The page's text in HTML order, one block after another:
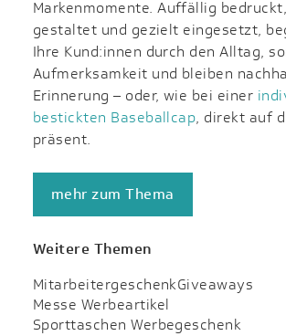
Markenmomente. Auffällig
gestaltet und gezielt eingesetzt,
Ihre Kund:innen durch den Alltag,
Aufmerksamkeit und bleiben
Erinnerung – oder, wie bei einer
bestickten Baseballcap, direkt auf
präsent.
mehr zum Thema
Weitere Themen
MitarbeitergeschenkGiveaways
Messe Werbeartikel
Sporttaschen Werbegeschenk